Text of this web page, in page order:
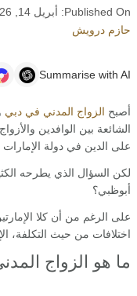
Published On: أبريل 14, 2026
حازم درويش
Summarise with AI
أصبح الزواج المدني في دبي
الشائعة بين الوافدين
على الدين في دولة الإمارات
لكن السؤال الذي يطرحه
أبوظبي؟
على الرغم من أن كلا
اختلافات من حيث التكلفة،
ما هو الزواج